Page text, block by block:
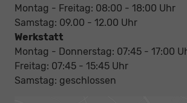
Montag - Freitag: 08:00 - 18:00 Uhr
Samstag: 09.00 - 12.00 Uhr
Werkstatt
Montag - Donnerstag: 07:45 - 17:00
Freitag: 07:45 - 15:45 Uhr
Samstag: geschlossen